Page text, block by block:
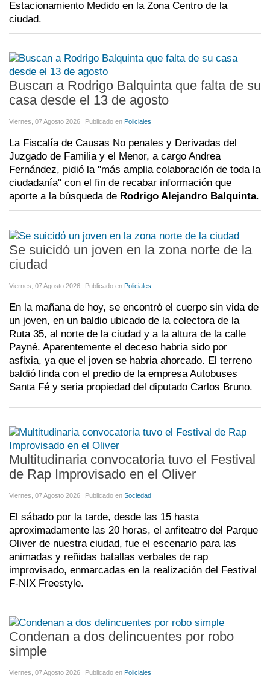
Estacionamiento Medido en la Zona Centro de la
ciudad.
Buscan a Rodrigo Balquinta que falta de su
casa desde el 13 de agosto
Viernes, 07 Agosto 2026 Publicado en Policiales
La Fiscalía de Causas No penales y Derivadas del
Juzgado de Familia y el Menor, a cargo Andrea
Fernández, pidió la "más amplia colaboración de toda la
ciudadanía" con el fin de recabar información que
aporte a la búsqueda de Rodrigo Alejandro Balquinta.
Se suicidó un joven en la zona norte de la
ciudad
Viernes, 07 Agosto 2026 Publicado en Policiales
En la mañana de hoy, se encontró el cuerpo sin vida de
un joven, en un baldio ubicado de la colectora de la
Ruta 35, al norte de la ciudad y a la altura de la calle
Payné. Aparentemente el deceso habria sido por
asfixia, ya que el joven se habria ahorcado. El terreno
baldió linda con el predio de la empresa Autobuses
Santa Fé y seria propiedad del diputado Carlos Bruno.
Multitudinaria convocatoria tuvo el Festival
de Rap Improvisado en el Oliver
Viernes, 07 Agosto 2026 Publicado en Sociedad
El sábado por la tarde, desde las 15 hasta
aproximadamente las 20 horas, el anfiteatro del Parque
Oliver de nuestra ciudad, fue el escenario para las
animadas y reñidas batallas verbales de rap
improvisado, enmarcadas en la realización del Festival
F-NIX Freestyle.
Condenan a dos delincuentes por robo
simple
Viernes, 07 Agosto 2026 Publicado en Policiales